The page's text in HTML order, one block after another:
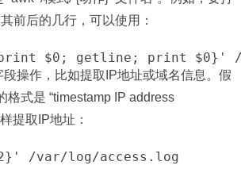
前后的几行，可以使用：
$0; getline; print $0}' /
操作，比如提取IP地址或域名信息。假
格式是 “timestamp IP address
提取IP地址：
/var/log/access.log